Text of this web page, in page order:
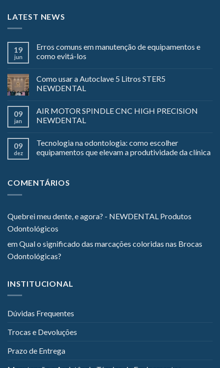
LATEST NEWS
19
jun
Erros comuns em manutenção de equipamentos e
como evitá-los
Como usar a Autoclave 5 Litros STER5
NEWDENTAL
09
jan
AIR MOTOR SPINDLE CNC HIGH PRECISION
NEWDENTAL
09
dez
Tecnologia na odontologia: como escolher
equipamentos que elevam a produtividade da clínica
COMENTÁRIOS
Quebrei meu dente, e agora? - NEWDENTAL Produtos
Odontológicos
emQual o significado das marcações coloridas nas Brocas
Odontológicas?
INSTITUCIONAL
Dúvidas Frequentes
Trocas e Devoluções
Prazo de Entrega